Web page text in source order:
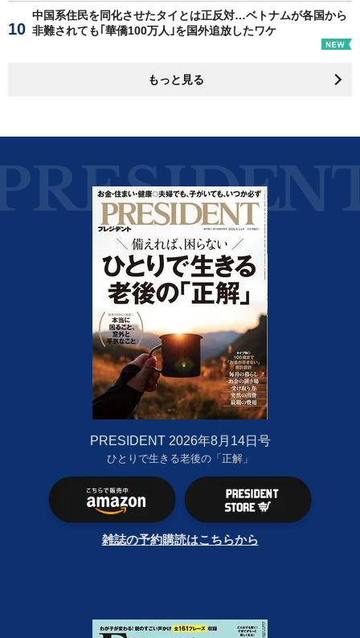
中国系住民を同化させたタイとは正反対…ベトナムが各国から
非難されても｢華僑100万人｣を国外追放したワケ
もっと見る
PRESIDENT 2026年8月14日号
ひとりで生きる老後の「正解」
雑誌の予約購読はこちらから